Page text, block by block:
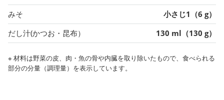
みそ
小さじ1（6 g）
だし汁(かつお・昆布）
130 ml（130 g）
※ 材料は野菜の皮、肉・魚の骨や内臓を取り除いたもので、食べられる
部分の分量（調理量）を表示しています。